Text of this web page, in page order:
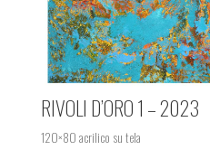
RIVOLI D’ORO 1 – 2023
120×80 acrilico su tela